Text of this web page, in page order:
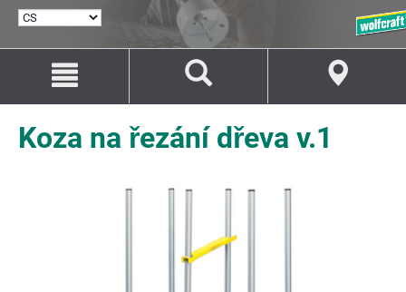
Obsah
Navigaci
Koza na řezání dřeva v.1